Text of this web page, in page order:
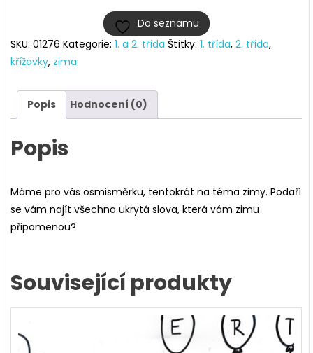
Do seznamu
SKU:01276 Kategorie:1. a 2. třída Štítky:1. třída,2. třída,
křížovky, zima
Popis Hodnocení (0)
Popis
Máme pro vás osmisměrku, tentokrát na téma zimy. Podaří
se vám najít všechna ukrytá slova, která vám zimu
připomenou?
Související produkty